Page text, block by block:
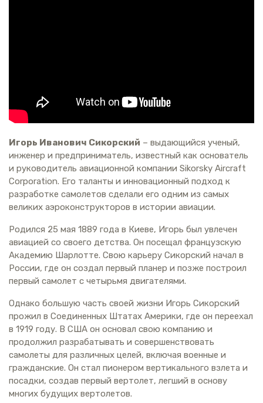
Игорь Иванович Сикорский – выдающийся ученый,
инженер и предприниматель, известный как основатель
и руководитель авиационной компании Sikorsky Aircraft
Corporation. Его таланты и инновационный подход к
разработке самолетов сделали его одним из самых
великих аэроконструкторов в истории авиации.
Родился 25 мая 1889 года в Киеве, Игорь был увлечен
авиацией со своего детства. Он посещал французскую
Академию Шарлотте. Свою карьеру Сикорский начал в
России, где он создал первый планер и позже построил
первый самолет с четырьмя двигателями.
Однако большую часть своей жизни Игорь Сикорский
прожил в Соединенных Штатах Америки, где он переехал
в 1919 году. В США он основал свою компанию и
продолжил разрабатывать и совершенствовать
самолеты для различных целей, включая военные и
гражданские. Он стал пионером вертикального взлета и
посадки, создав первый вертолет, легший в основу
многих будущих вертолетов.